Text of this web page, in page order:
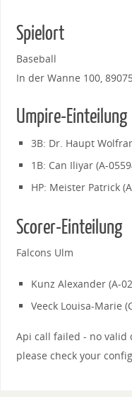
Spielort
Baseball
In der Wanne 100,
Umpire-Einteilung
3B: Dr. Haupt
1B: Can Iliyar (A-
HP: Meister Patrick
Scorer-Einteilung
Falcons Ulm
Kunz Alexander (A-
Veeck Louisa-Marie
Api call failed - no valid
please check your